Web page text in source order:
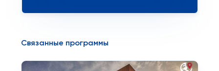
Связанные программы